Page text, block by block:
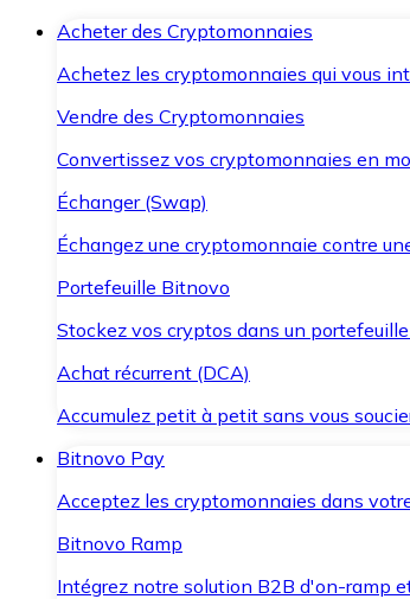
Acheter des Cryptomonnaies
Achetez les cryptomonnaies qui vous
Vendre des Cryptomonnaies
Convertissez vos cryptomonnaies en
Échanger (Swap)
Échangez une cryptomonnaie contre
Portefeuille Bitnovo
Stockez vos cryptos dans un
Achat récurrent (DCA)
Accumulez petit à petit sans vous
Bitnovo Pay
Acceptez les cryptomonnaies dans
Bitnovo Ramp
Intégrez notre solution B2B d'on-ramp